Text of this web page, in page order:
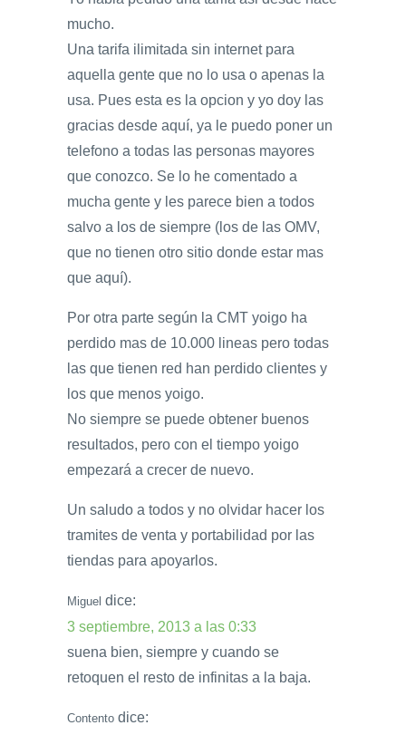
mucho.
Una tarifa ilimitada sin internet para
aquella gente que no lo usa o apenas la
usa. Pues esta es la opcion y yo doy las
gracias desde aquí, ya le puedo poner un
telefono a todas las personas mayores
que conozco. Se lo he comentado a
mucha gente y les parece bien a todos
salvo a los de siempre (los de las OMV,
que no tienen otro sitio donde estar mas
que aquí).
Por otra parte según la CMT yoigo ha
perdido mas de 10.000 lineas pero todas
las que tienen red han perdido clientes y
los que menos yoigo.
No siempre se puede obtener buenos
resultados, pero con el tiempo yoigo
empezará a crecer de nuevo.
Un saludo a todos y no olvidar hacer los
tramites de venta y portabilidad por las
tiendas para apoyarlos.
Miguel dice:
3 septiembre, 2013 a las 0:33
suena bien, siempre y cuando se
retoquen el resto de infinitas a la baja.
Contento dice: